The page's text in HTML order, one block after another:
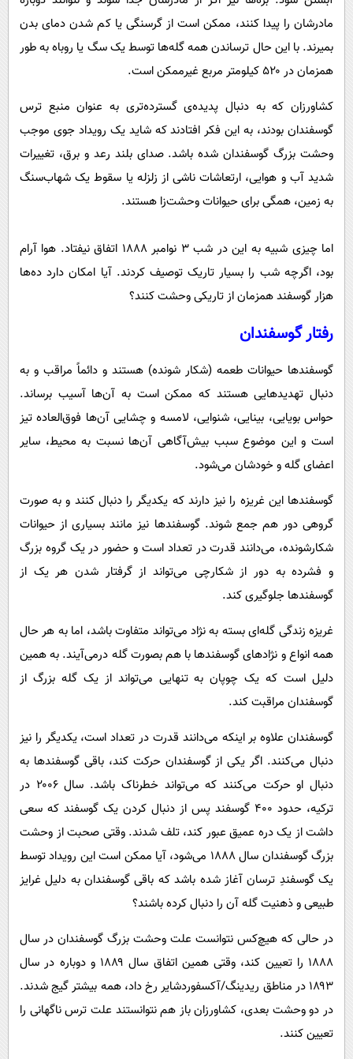
مادرشان را پیدا کنند، ممکن است از گرسنگی یا کم شدن دمای بدن
بمیرند. با این حال ترساندن همه گله‌ها توسط یک سگ یا روباه به طور
همزمان در ۵۲۰ کیلومتر مربع غیرممکن است.
کشاورزان که به دنبال پدیده‌ی گسترده‌تری به عنوان منبع ترس
گوسفندان بودند، به این فکر افتادند که شاید یک رویداد جوی موجب
وحشت بزرگ گوسفندان شده باشد. صدای بلند رعد و برق، تغییرات
شدید آب و هوایی، ارتعاشات ناشی از زلزله یا سقوط یک شهاب‌سنگ
به زمین، همگی برای حیوانات وحشت‌زا هستند.
اما چیزی شبیه به این در شب ۳ نوامبر ۱۸۸۸ اتفاق نیفتاد. هوا آرام
بود، اگرچه شب را بسیار تاریک توصیف کردند. آیا امکان دارد ده‌ها
هزار گوسفند همزمان از تاریکی وحشت کنند؟
رفتار گوسفندان
گوسفندها حیوانات طعمه (شکار شونده) هستند و دائماً مراقب و به
دنبال تهدیدهایی هستند که ممکن است به آن‌ها آسیب برساند.
حواس بویایی، بینایی، شنوایی، لامسه و چشایی آن‌ها فوق‌العاده تیز
است و این موضوع سبب بیش‌آگاهی آن‌ها نسبت به محیط، سایر
اعضای گله و خودشان می‌شود.
گوسفندها این غریزه را نیز دارند که یکدیگر را دنبال کنند و به صورت
گروهی دور هم جمع شوند. گوسفندها نیز مانند بسیاری از حیوانات
شکارشونده، می‌دانند قدرت در تعداد است و حضور در یک گروه بزرگ
و فشرده به دور از شکارچی می‌تواند از گرفتار شدن هر یک از
گوسفندها جلوگیری کند.
غریزه زندگی گله‌ای بسته به نژاد می‌تواند متفاوت باشد، اما به هر حال
همه انواع و نژادهای گوسفندها با هم بصورت گله درمی‌آیند. به همین
دلیل است که یک چوپان به تنهایی می‌تواند از یک گله بزرگ از
گوسفندان مراقبت کند.
گوسفندان علاوه بر اینکه می‌دانند قدرت در تعداد است، یکدیگر را نیز
دنبال می‌کنند. اگر یکی از گوسفندان حرکت کند، باقی گوسفندها به
دنبال او حرکت می‌کنند که می‌تواند خطرناک باشد. سال ۲۰۰۶ در
ترکیه، حدود ۴۰۰ گوسفند پس از دنبال کردن یک گوسفند که سعی
داشت از یک دره عمیق عبور کند، تلف شدند. وقتی صحبت از وحشت
بزرگ گوسفندان سال ۱۸۸۸ می‌شود، آیا ممکن است این رویداد توسط
یک گوسفندِ ترسان آغاز شده باشد که باقی گوسفندان به دلیل غرایز
طبیعی و ذهنیت گله آن را دنبال کرده باشند؟
در حالی که هیچ‌کس نتوانست علت وحشت بزرگ گوسفندان در سال
۱۸۸۸ را تعیین کند، وقتی همین اتفاق سال ۱۸۸۹ و دوباره در سال
۱۸۹۳ در مناطق ریدینگ/آکسفوردشایر رخ داد، همه بیشتر گیج شدند.
در دو وحشت بعدی، کشاورزان باز هم نتوانستند علت ترس ناگهانی را
تعیین کنند.